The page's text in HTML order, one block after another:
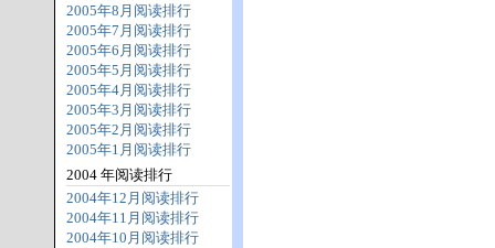
2005年8月阅读排行
2005年7月阅读排行
2005年6月阅读排行
2005年5月阅读排行
2005年4月阅读排行
2005年3月阅读排行
2005年2月阅读排行
2005年1月阅读排行
2004 年阅读排行
2004年12月阅读排行
2004年11月阅读排行
2004年10月阅读排行